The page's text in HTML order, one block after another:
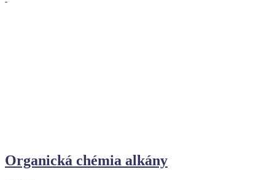
Organická chémia alkány